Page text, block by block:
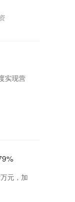
实现营
元，加